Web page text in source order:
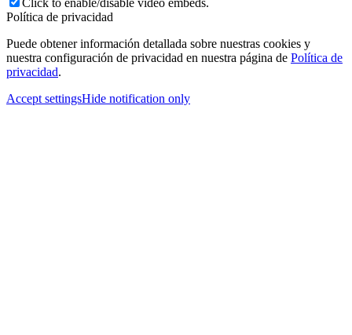
Política de privacidad
Puede obtener información detallada sobre nuestras cookies y
nuestra configuración de privacidad en nuestra página de Política de
privacidad.
Accept settingsHide notification only